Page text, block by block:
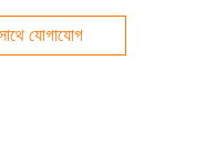
যোগাযোগ